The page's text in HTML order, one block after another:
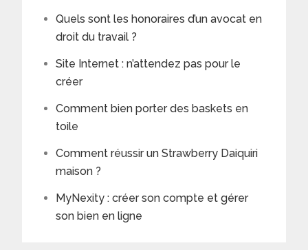
Quels sont les honoraires d’un avocat en
droit du travail ?
Site Internet : n’attendez pas pour le
créer
Comment bien porter des baskets en
toile
Comment réussir un Strawberry Daiquiri
maison ?
MyNexity : créer son compte et gérer
son bien en ligne